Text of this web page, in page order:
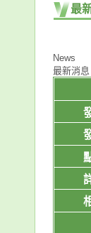
最
News
最新消息